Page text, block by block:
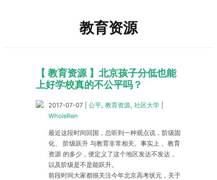
教育资源
【 教育资源 】北京孩子分低也能
上好学校真的不公平吗？
2017-07-07 公平, 教育资源, 社区大学
WholeRen
最近这段时间回国，总听到一种观点说，阶级固
化、 阶级跃升 与教育非常相关。事实上， 教育
资源 的多少，便定义了这个地区发达不发达，
以及阶级是不是能跃升。
前段时间大家都很关注今年北京高考状元，关于